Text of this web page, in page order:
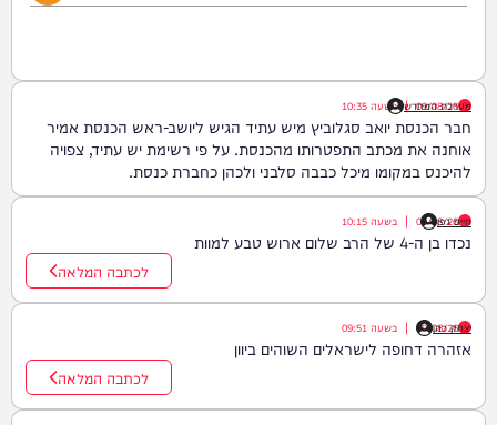
מערכת המחדש
09/08/26
| בשעה 10:35
חבר הכנסת יואב סגלוביץ מיש עתיד הגיש ליושב-ראש הכנסת אמיר
אוחנה את מכתב התפטרותו מהכנסת. על פי רשימת יש עתיד, צפויה
להיכנס במקומו מיכל כבבה סלבני ולכהן כחברת כנסת.
חיים גפן
09/08/26
| בשעה 10:15
נכדו בן ה-4 של הרב שלום ארוש טבע למוות
לכתבה המלאה
יצחק כהן
09/08/26
| בשעה 09:51
אזהרה דחופה לישראלים השוהים ביוון
לכתבה המלאה